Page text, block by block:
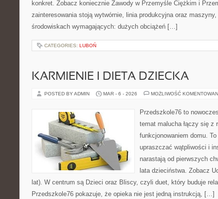
konkret. Zobacz koniecznie Zawody w Przemyśle Ciężkim i
zainteresowania stoją wytwórnie, linia produkcyjna oraz
środowiskach wymagających: dużych obciążeń […]
CATEGORIES: LUBOŃ
KARMIENIE I DIETA DZIECKA
POSTED BY ADMIN MAR - 6 - 2026 MOŻLIWOŚĆ
Przedszkole76 to
temat malucha łączy się z
funkcjonowaniem domu.
upraszczać wątpliwości i
narastają od pierwszych
lata dzieciństwa. Zobacz
lat). W centrum są Dzieci oraz Bliscy, czyli duet, który buduje
Przedszkole76 pokazuje, że opieka nie jest jedną instrukcją, […]